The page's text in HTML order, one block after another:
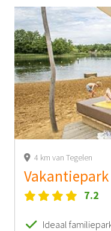
4 km van Tegelen
7.2
Ideaal